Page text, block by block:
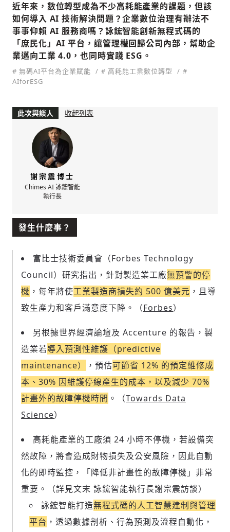
人文
近年來，數位轉型成為不少高耗能產業的課題，但該
如何導入 AI 技術解決問題？企業數位治理有辦法不
事事仰賴 AI 服務商嗎？詠鋐智能創新無程式碼的
「庶民化」AI 平台，讓管理權回歸公司內部，幫助企
業邁向工業 4.0，也同時實踐 ESG。
# 無碼AI平台為企業賦能 # 高耗能工業數位轉型
#
AIforESG
此次與談人 收起列表
謝宗震博士
Chimes AI 詠鋐智能
執行長
發生什麼事？
富比士技術委員會（Forbes Technology
Council）研究指出，針對製造業工廠無預警的停
機 ，每年將使工業製造商損失約 500 億美元 ，且導
致生產力和客戶滿意度下降。（Forbes）
另根據世界經濟論壇及 Accenture 的報告，製
造業若導入預測性維護（predictive
maintenance）
，預估可節省 12% 的預定維修成
本、30% 因維護停線產生的成本，以及減少 70%
計畫外的故障停機時間 。（Towards Data
Science）
高耗能產業的工廠須 24 小時不停機，若設備突
然故障，將會造成財物損失及公安風險，因此自動
化的即時監控，「降低非計畫性的故障停機」非常
重要。（詳見文末 詠鋐智能執行長謝宗震訪談）
詠鋐智能打造無程式碼的人工智慧建制與管理
平台 ，透過數據剖析、行為預測及流程自動化，